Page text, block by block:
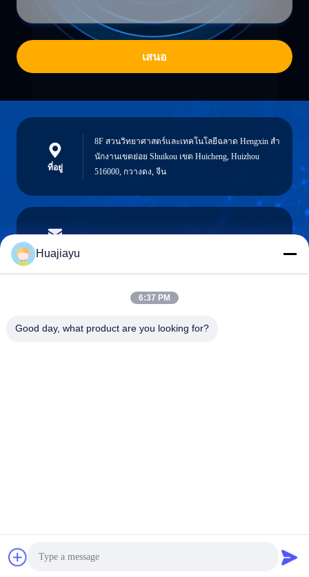
เสนอ
ที่อยู่
8F สวนวิทยาศาสตร์และเทคโนโลยีฉลาด Hengxin สํา
นักงานเขตย่อย Shuikou เขต Huicheng, Huizhou
516000, กวางดง, จีน
อีเมล
โทรศัพท์
Huajiayu
6:37 PM
Good day, what product are you looking for?